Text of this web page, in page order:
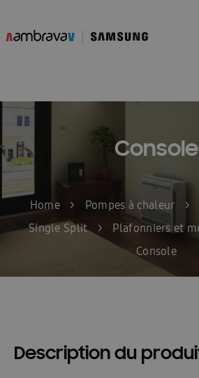
Console
Home > Pompes à chaleur >
Single Split
> Plafonniers et
Console
Description du